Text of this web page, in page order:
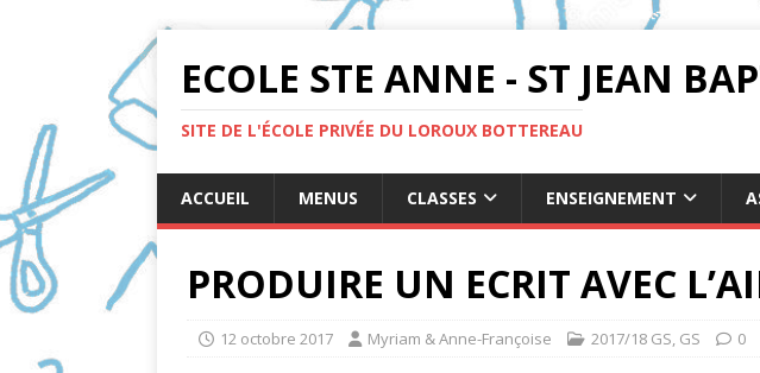
ECOLE STE ANNE - ST JEAN
SITE DE L'ÉCOLE PRIVÉE DU LOROUX BOTTEREAU
ACCUEIL MENUS CLASSES ENSEIGNEMENT
PRODUIRE UN ECRIT AVEC
12 octobre 2017 Myriam & Anne-Françoise 2017/18 GS, GS 0